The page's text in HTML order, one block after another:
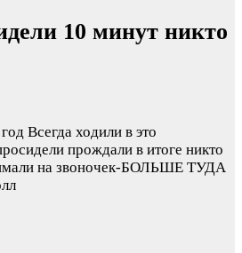
10 минут никто
Всегда ходили в это
прождали в итоге никто
на звоночек-БОЛЬШЕ ТУДА